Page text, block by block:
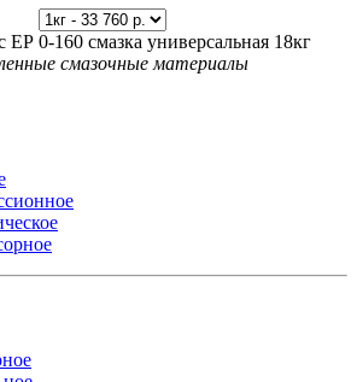
0-160 смазка универсальная 18кг
смазочные материалы